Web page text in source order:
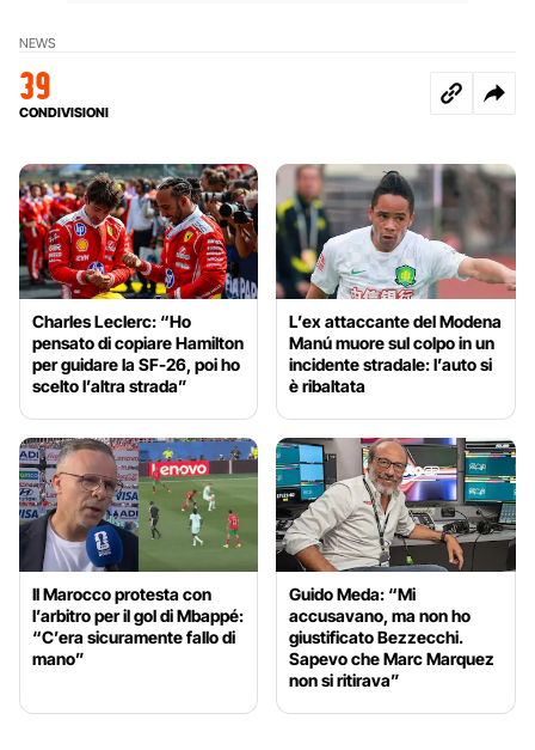
NEWS
39
CONDIVISIONI
Charles Leclerc: “Ho
pensato di copiare Hamilton
per guidare la SF-26, poi ho
scelto l’altra strada”
L’ex attaccante del Modena
Manú muore sul colpo in un
incidente stradale: l’auto si
è ribaltata
Il Marocco protesta con
l’arbitro per il gol di Mbappé:
“C’era sicuramente fallo di
mano”
Guido Meda: “Mi
accusavano, ma non ho
giustificato Bezzecchi.
Sapevo che Marc Marquez
non si ritirava”